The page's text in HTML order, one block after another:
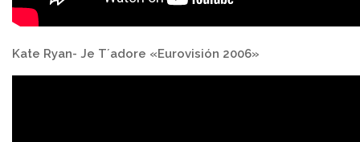
Kate Ryan- Je T´adore «Eurovisión 2006»